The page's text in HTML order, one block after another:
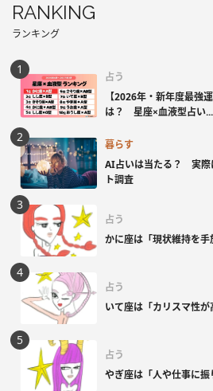
RANKING
ランキング
占う
【2026年・新年度最強
は？ 星座×血液型占い...
暮らす
AI占いは当たる？ 実際
ト調査
占う
かに座は「現状維持を手
占う
いて座は「カリスマ性が
占う
やぎ座は「人や仕事に振